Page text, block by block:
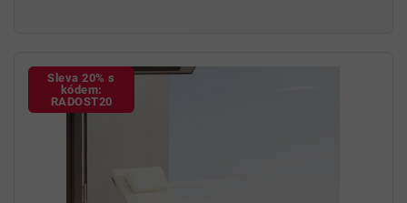
Sleva 20% s
kódem:
RADOST20